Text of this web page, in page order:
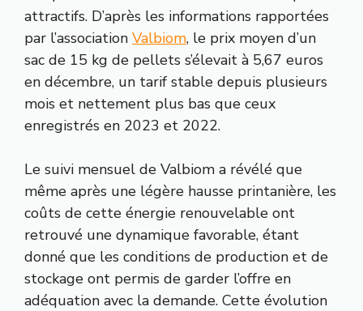
attractifs. D’après les informations rapportées
par l’association Valbiom, le prix moyen d’un
sac de 15 kg de pellets s’élevait à 5,67 euros
en décembre, un tarif stable depuis plusieurs
mois et nettement plus bas que ceux
enregistrés en 2023 et 2022.
Le suivi mensuel de Valbiom a révélé que
même après une légère hausse printanière, les
coûts de cette énergie renouvelable ont
retrouvé une dynamique favorable, étant
donné que les conditions de production et de
stockage ont permis de garder l’offre en
adéquation avec la demande. Cette évolution